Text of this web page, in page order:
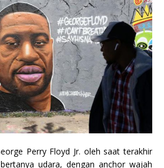
Perry Floyd Jr. oleh saat terakhir
udara, dengan anchor wajah